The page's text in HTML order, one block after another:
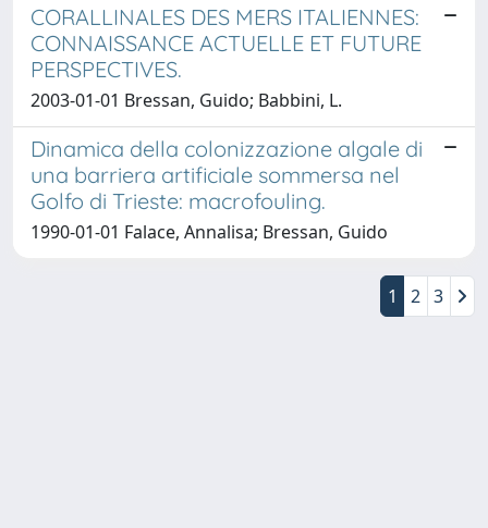
CORALLINALES DES MERS ITALIENNES:
CONNAISSANCE ACTUELLE ET FUTURE
PERSPECTIVES.
2003-01-01 Bressan, Guido; Babbini, L.
Dinamica della colonizzazione algale di
una barriera artificiale sommersa nel
Golfo di Trieste: macrofouling.
1990-01-01 Falace, Annalisa; Bressan, Guido
1 2 3